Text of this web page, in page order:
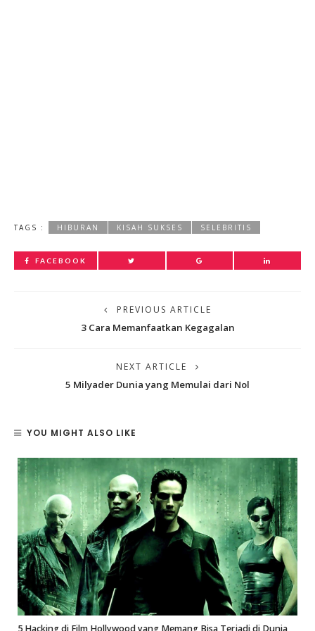
TAGS : HIBURAN KISAH SUKSES SELEBRITIS
FACEBOOK
PREVIOUS ARTICLE
3 Cara Memanfaatkan Kegagalan
NEXT ARTICLE
5 Milyader Dunia yang Memulai dari Nol
YOU MIGHT ALSO LIKE